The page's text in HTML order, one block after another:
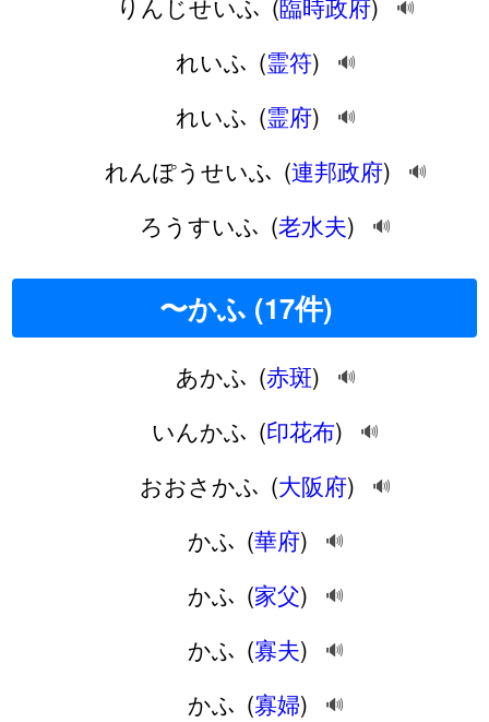
りんじせいふ (臨時政府) 🔊
れいふ (霊符) 🔊
れいふ (霊府) 🔊
れんぽうせいふ (連邦政府) 🔊
ろうすいふ (老水夫) 🔊
〜かふ (17件)
あかふ (赤斑) 🔊
いんかふ (印花布) 🔊
おおさかふ (大阪府) 🔊
かふ (華府) 🔊
かふ (家父) 🔊
かふ (寡夫) 🔊
かふ (寡婦) 🔊